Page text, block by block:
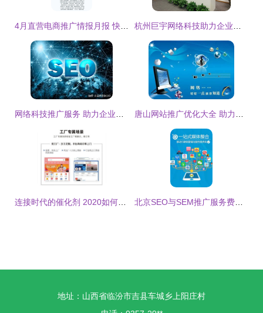
地址：山西省临汾市吉县车城乡上阳庄村